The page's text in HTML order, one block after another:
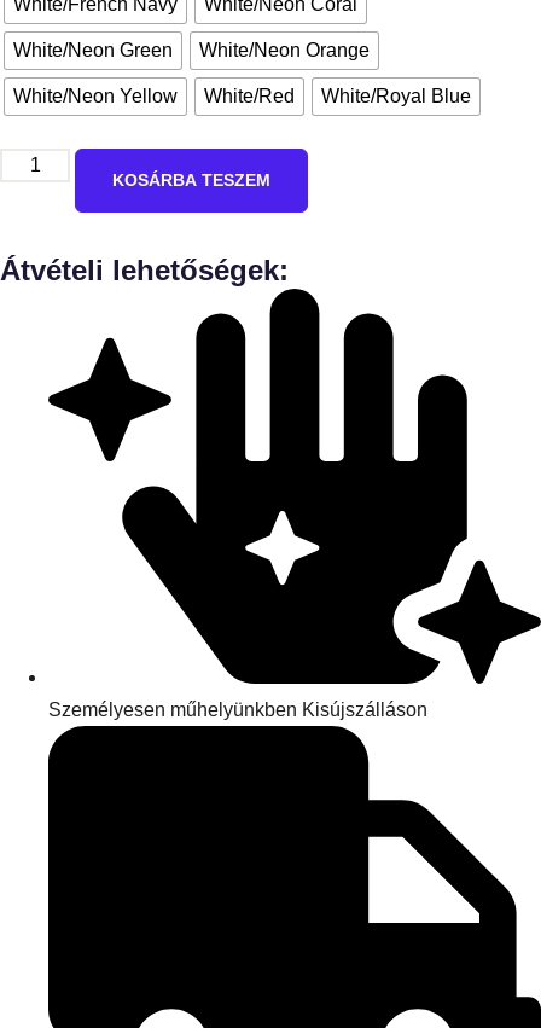
White/French Navy White/Neon Coral
White/Neon Green White/Neon Orange
White/Neon Yellow White/Red White/Royal Blue
KOSÁRBA TESZEM
Átvételi lehetőségek:
Személyesen műhelyünkben Kisújszálláson